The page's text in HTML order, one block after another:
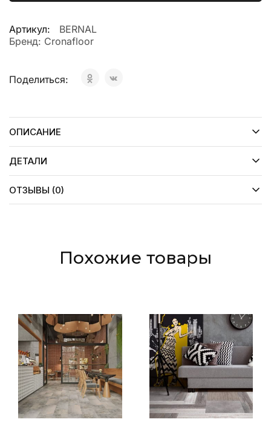
Артикул:
BERNAL
Бренд: Cronafloor
Поделиться:
ОПИСАНИЕ
ДЕТАЛИ
ОТЗЫВЫ (0)
Похожие товары